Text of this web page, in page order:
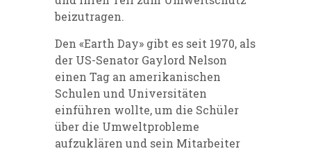
beizutragen.
Den «Earth Day» gibt es seit 1970, als
der US-Senator Gaylord Nelson
einen Tag an amerikanischen
Schulen und Universitäten
einführen wollte, um die Schüler
über die Umweltprobleme
aufzuklären und sein Mitarbeiter